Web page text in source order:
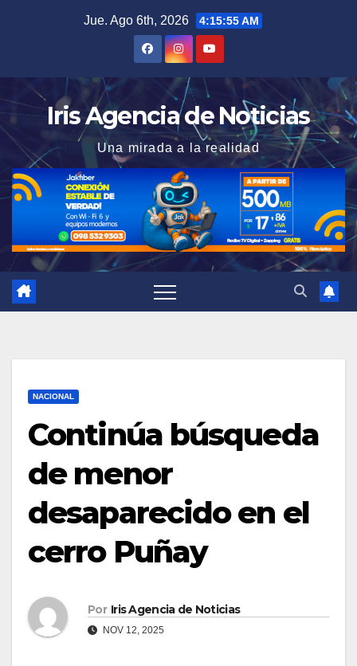
Jue. Ago 6th, 2026 4:15:56 AM
Iris Agencia de Noticias
Una mirada a la realidad
NACIONAL
Continúa búsqueda
de menor
desaparecido en el
cerro Puñay
Por Iris Agencia de Noticias
NOV 12, 2025